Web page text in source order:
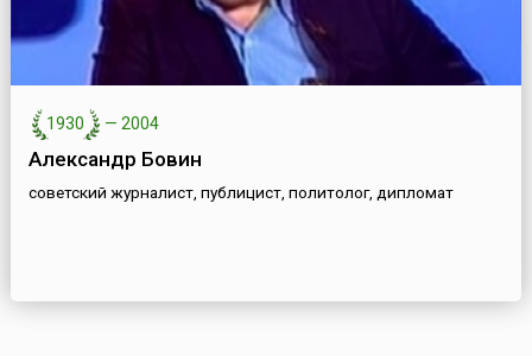
1930 — 2004
Александр Бовин
советский журналист, публицист, политолог, дипломат